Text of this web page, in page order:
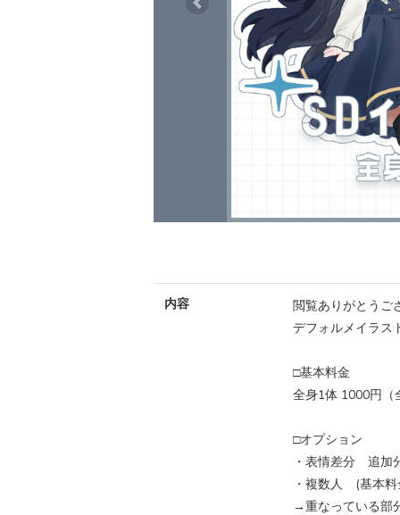
Previous
内容
閲覧ありがとうご
デフォルメイラス
□基本料金
全身1体 1000円（
□オプション
・表情差分 追加
・複数人 (基本
→重なっている部